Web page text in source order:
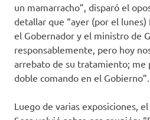
un mamarracho”, disparó el
detallar que “ayer (por el
el Gobernador y el ministro de
responsablemente, pero hoy
arrebato de su tratamiento; me
doble comando en el Gobierno”.
Luego de varias exposiciones,